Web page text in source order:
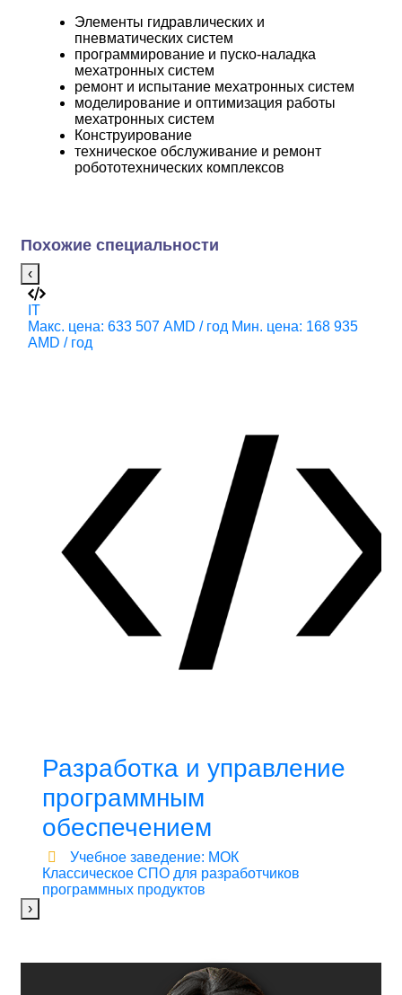
Элементы гидравлических и
пневматических систем
программирование и пуско-наладка
мехатронных систем
ремонт и испытание мехатронных систем
моделирование и оптимизация работы
мехатронных систем
Конструирование
техническое обслуживание и ремонт
робототехнических комплексов
Похожие специальности
‹
IT
Макс. цена: 633 507 AMD / год Мин. цена: 168 935
AMD / год
Разработка и управление
программным
обеспечением
Учебное заведение: МОК
Классическое СПО для разработчиков
программных продуктов
›